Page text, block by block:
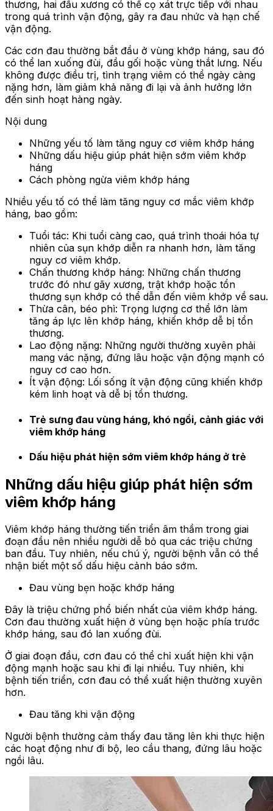
thương, hai đầu xương có thể cọ xát trực tiếp với nhau
trong quá trình vận động, gây ra đau nhức và hạn chế
vận động.
Các cơn đau thường bắt đầu ở vùng khớp háng, sau đó
có thể lan xuống đùi, đầu gối hoặc vùng thắt lưng. Nếu
không được điều trị, tình trạng viêm có thể ngày càng
nặng hơn, làm giảm khả năng đi lại và ảnh hưởng lớn
đến sinh hoạt hàng ngày.
Nội dung
Những yếu tố làm tăng nguy cơ viêm khớp háng
Những dấu hiệu giúp phát hiện sớm viêm khớp
háng
Cách phòng ngừa viêm khớp háng
Nhiều yếu tố có thể làm tăng nguy cơ mắc viêm khớp
háng, bao gồm:
Tuổi tác: Khi tuổi càng cao, quá trình thoái hóa tự
nhiên của sụn khớp diễn ra nhanh hơn, làm tăng
nguy cơ viêm khớp.
Chấn thương khớp háng: Những chấn thương
trước đó như gãy xương, trật khớp hoặc tổn
thương sụn khớp có thể dẫn đến viêm khớp về sau.
Thừa cân, béo phì: Trọng lượng cơ thể lớn làm
tăng áp lực lên khớp háng, khiến khớp dễ bị tổn
thương.
Lao động nặng: Những người thường xuyên phải
mang vác nặng, đứng lâu hoặc vận động mạnh có
nguy cơ cao hơn.
Ít vận động: Lối sống ít vận động cũng khiến khớp
kém linh hoạt và dễ bị tổn thương.
Trẻ sưng đau vùng háng, khó ngồi, cảnh giác với
viêm khớp háng
Dấu hiệu phát hiện sớm viêm khớp háng ở trẻ
Những dấu hiệu giúp phát hiện sớm
viêm khớp háng
Viêm khớp háng thường tiến triển âm thầm trong giai
đoạn đầu nên nhiều người dễ bỏ qua các triệu chứng
ban đầu. Tuy nhiên, nếu chú ý, người bệnh vẫn có thể
nhận biết một số dấu hiệu cảnh báo sớm.
Đau vùng bẹn hoặc khớp háng
Đây là triệu chứng phổ biến nhất của viêm khớp háng.
Cơn đau thường xuất hiện ở vùng bẹn hoặc phía trước
khớp háng, sau đó lan xuống đùi.
Ở giai đoạn đầu, cơn đau có thể chỉ xuất hiện khi vận
động mạnh hoặc sau khi đi lại nhiều. Tuy nhiên, khi
bệnh tiến triển, cơn đau có thể xuất hiện thường xuyên
hơn.
Đau tăng khi vận động
Người bệnh thường cảm thấy đau tăng lên khi thực hiện
các hoạt động như đi bộ, leo cầu thang, đứng lâu hoặc
ngồi lâu.